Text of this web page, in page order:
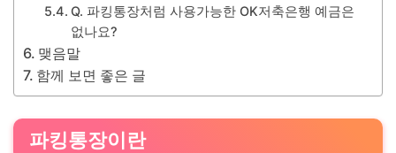
Q. 파킹통장처럼 사용가능한 OK저축은행 예금은
없나요?
맺음말
함께 보면 좋은 글
파킹통장이란